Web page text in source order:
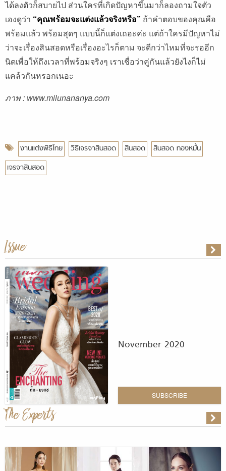
ได้ลงตัวก็สบายไป ส่วนใครที่เกิดปัญหาขึ้นมาก็ลองถามใจตัว
เองดูว่า “คุณพร้อมจะแต่งแล้วจริงหรือ” ถ้าคำตอบของคุณคือ
พร้อมแล้ว พร้อมสุดๆ แบบนี้ก็แต่งเถอะค่ะ แต่ถ้าใครมีปัญหาไม่
ว่าจะเรื่องสินสอดหรือเรื่องอะไรก็ตาม จะดีกว่าไหมที่จะรออีก
นิดเพื่อให้ถึงเวลาที่พร้อมจริงๆ เราเชื่อว่าคู่กันแล้วยังไงก็ไม่
แคล้วกันหรอกเนอะ
ภาพ : www.milunananya.com
งานแต่งพิธีไทย วิธีเจรจาสินสอด สินสอด
สินสอด ทองหมั้น
เจรจาสินสอด
Issue
November 2020
SUBSCRIBE
The Experts